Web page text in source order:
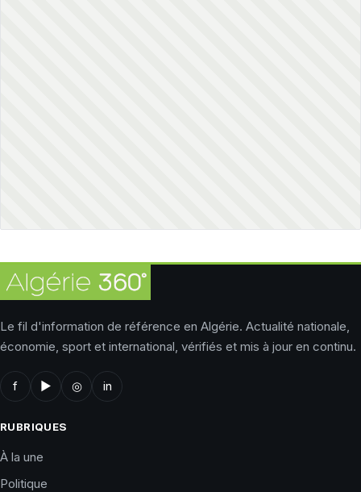
Le fil d'information de référence en Algérie. Actualité nationale,
économie, sport et international, vérifiés et mis à jour en continu.
f ▶ ◎ in
RUBRIQUES
À la une
Politique